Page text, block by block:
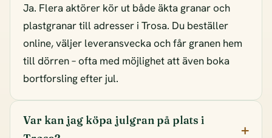
Ja. Flera aktörer kör ut både äkta granar och
plastgranar till adresser i Trosa. Du beställer
online, väljer leveransvecka och får granen hem
till dörren – ofta med möjlighet att även boka
bortforsling efter jul.
Var kan jag köpa julgran på plats i